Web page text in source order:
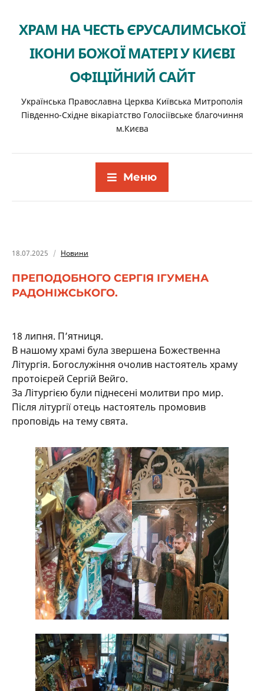
ХРАМ НА ЧЕСТЬ ЄРУСАЛИМСЬКОЇ
ІКОНИ БОЖОЇ МАТЕРІ У КИЄВІ
ОФІЦІЙНИЙ САЙТ
Українська Православна Церква Київська Митрополія
Південно-Східне вікаріатство Голосіївське благочиння
м.Києва
Меню
18.07.2025 Новини
ПРЕПОДОБНОГО СЕРГІЯ ІГУМЕНА
РАДОНІЖСЬКОГО.
18 липня. П’ятниця.
В нашому храмі була звершена Божественна
Літургія. Богослужіння очолив настоятель храму
протоієрей Сергій Вейго.
За Літургією були піднесені молитви про мир.
Після літургії отець настоятель промовив
проповідь на тему свята.